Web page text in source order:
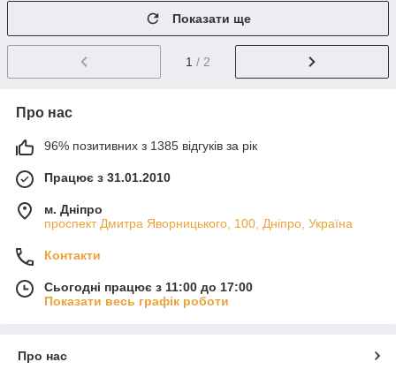
Показати ще
1 / 2
Про нас
96% позитивних з 1385 відгуків за рік
Працює з 31.01.2010
м. Дніпро
проспект Дмитра Яворницького, 100, Дніпро, Україна
Контакти
Сьогодні працює з 11:00 до 17:00
Показати весь графік роботи
Про нас